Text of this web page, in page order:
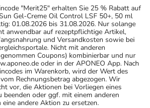
"Merit25" erhalten Sie 25 % Rabatt auf
Gel-Creme Oil Control LSF 50+, 50 ml
01.08.2026 bis 31.08.2026. Nur solange
anwendbar auf rezeptpflichtige Artikel,
und Versandkosten sowie bei
Nicht mit anderen
Coupons) kombinierbar und nur
oder in der APONEO App. Nach
im Warenkorb, wird der Wert des
Rechnungsbetrag abgezogen. Wir
vor, die Aktionen bei Vorliegen eines
beenden oder ggf. mit einem anderen
andere Aktion zu ersetzen.